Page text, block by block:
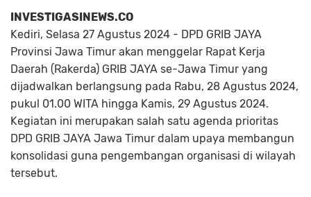
INVESTIGASINEWS.CO
Kediri, Selasa 27 Agustus 2024 - DPD GRIB JAYA
Provinsi Jawa Timur akan menggelar Rapat Kerja
Daerah (Rakerda) GRIB JAYA se-Jawa Timur yang
dijadwalkan berlangsung pada Rabu, 28 Agustus 2024,
pukul 01.00 WITA hingga Kamis, 29 Agustus 2024.
Kegiatan ini merupakan salah satu agenda prioritas
DPD GRIB JAYA Jawa Timur dalam upaya membangun
konsolidasi guna pengembangan organisasi di wilayah
tersebut.